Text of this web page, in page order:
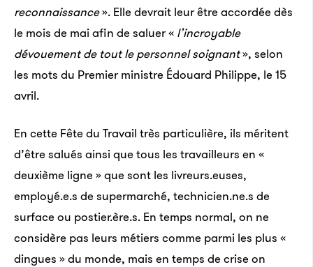
reconnaissance». Elle devrait leur être accordée dès
le mois de mai afin de saluer « l’incroyable
dévouement de tout le personnel soignant», selon
les mots du Premier ministre Édouard Philippe, le 15
avril.
En cette Fête du Travail très particulière, ils méritent
d’être salués ainsi que tous les travailleurs en «
deuxième ligne » que sont les livreurs.euses,
employé.e.s de supermarché, technicien.ne.s de
surface ou postier.ère.s. En temps normal, on ne
considère pas leurs métiers comme parmi les plus «
dingues » du monde, mais en temps de crise on